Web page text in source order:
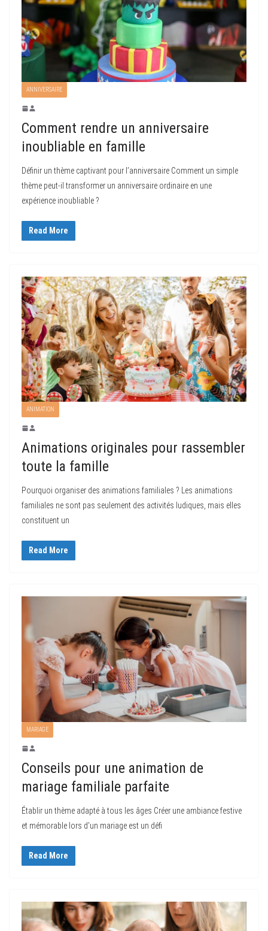
ANNIVERSAIRE
Comment rendre un anniversaire
inoubliable en famille
Définir un thème captivant pour l’anniversaire Comment un simple
thème peut-il transformer un anniversaire ordinaire en une
expérience inoubliable ?
Read More
ANIMATION
Animations originales pour rassembler
toute la famille
Pourquoi organiser des animations familiales ? Les animations
familiales ne sont pas seulement des activités ludiques, mais elles
constituent un
Read More
MARIAGE
Conseils pour une animation de
mariage familiale parfaite
Établir un thème adapté à tous les âges Créer une ambiance festive
et mémorable lors d’un mariage est un défi
Read More